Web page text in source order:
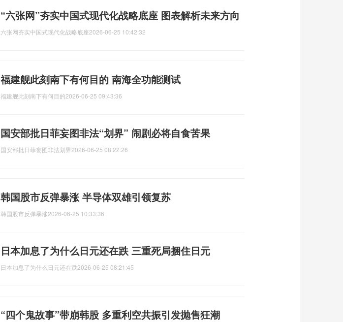
“六张网”夯实中国式现代化战略底座 图表解析未来方向
六张网夯实中国式现代化战略底座2026-06-25 10:42:32
福建舰此刻南下有何目的 南海全功能测试
福建舰此刻南下有何目的2026-06-25 09:43:36
国安部批日菲妄图非法“划界” 闹剧必将自食苦果
国安部批日菲妄图非法划界2026-06-25 08:22:26
韩国股市反弹暴涨 半导体双雄引领复苏
韩国股市反弹暴涨2026-06-25 10:33:36
日本加息了为什么日元还在跌 三重死局捆住日元
日本加息了为什么日元还在跌2026-06-25 08:21:45
“四个鬼故事”带崩韩股 多重利空共振引发抛售狂潮